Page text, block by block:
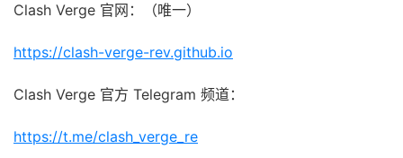
Clash Verge 官网：（唯一）
https://clash-verge-rev.github.io
Clash Verge 官方 Telegram 频道：
https://t.me/clash_verge_re